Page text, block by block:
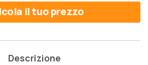
il tuo prezzo
Descrizione